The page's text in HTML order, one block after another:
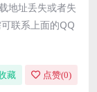
地址丢失或者失
联系上面的QQ
藏 点赞(0)